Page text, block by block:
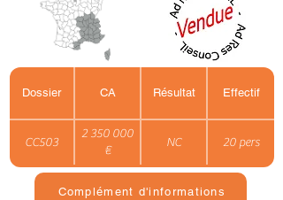
Dossier CA Résultat Effectif
CC503
2 350 000
€
NC 20 pers
Complément d'informations